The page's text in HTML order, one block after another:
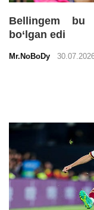
Bellingem bu
bo‘lgan edi
Mr.NoBoDy